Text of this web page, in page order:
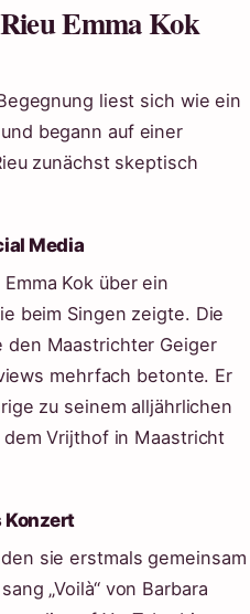
Emma Kok
liest sich wie ein
begann auf einer
zunächst skeptisch
Media
Kok über ein
beim Singen zeigte. Die
den Maastrichter Geiger
mehrfach betonte. Er
zu seinem alljährlichen
Vrijthof in Maastricht
Konzert
sie erstmals gemeinsam
„Voilà“ von Barbara